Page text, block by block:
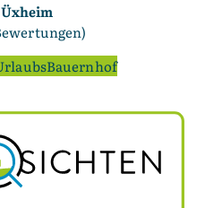
Üxheim